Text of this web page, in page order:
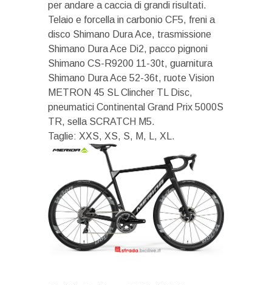
per andare a caccia di grandi risultati.
Telaio e forcella in carbonio CF5, freni a
disco Shimano Dura Ace, trasmissione
Shimano Dura Ace Di2, pacco pignoni
Shimano CS-R9200 11-30t, guarnitura
Shimano Dura Ace 52-36t, ruote Vision
METRON 45 SL Clincher TL Disc,
pneumatici Continental Grand Prix 5000S
TR, sella SCRATCH M5.
Taglie: XXS, XS, S, M, L, XL.